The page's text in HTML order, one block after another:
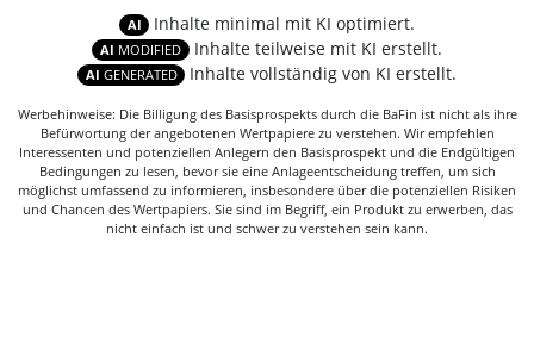
AI Inhalte minimal mit KI optimiert.
AI MODIFIED Inhalte teilweise mit KI erstellt.
AI GENERATED Inhalte vollständig von KI erstellt.
Werbehinweise: Die Billigung des Basisprospekts durch die BaFin ist nicht als ihre
Befürwortung der angebotenen Wertpapiere zu verstehen. Wir empfehlen
Interessenten und potenziellen Anlegern den Basisprospekt und die Endgültigen
Bedingungen zu lesen, bevor sie eine Anlageentscheidung treffen, um sich
möglichst umfassend zu informieren, insbesondere über die potenziellen Risiken
und Chancen des Wertpapiers. Sie sind im Begriff, ein Produkt zu erwerben, das
nicht einfach ist und schwer zu verstehen sein kann.